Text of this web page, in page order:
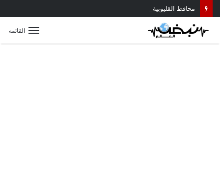
القائمة